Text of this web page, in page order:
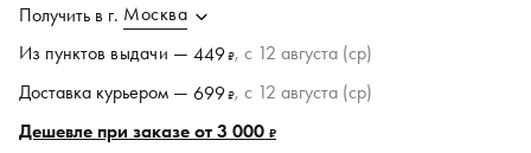
Получить в г. Москва
Из пунктов выдачи — 449₽, c 12 августа (ср)
Доставка курьером — 699₽, c 12 августа (ср)
Дешевле при заказе от 3 000 ₽